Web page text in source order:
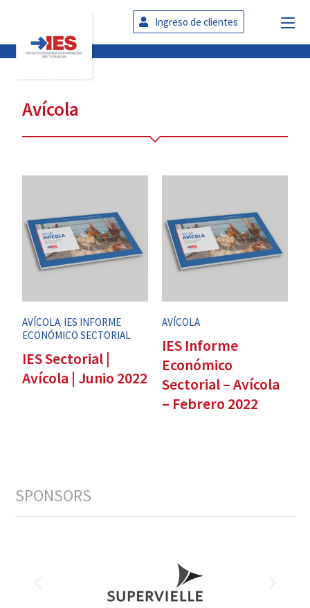
Ingreso de clientes
Avícola
AVÍCOLA IES INFORME
ECONÓMICO SECTORIAL
IES Sectorial |
Avícola | Junio 2022
AVÍCOLA
IES Informe
Económico
Sectorial – Avícola
– Febrero 2022
SPONSORS